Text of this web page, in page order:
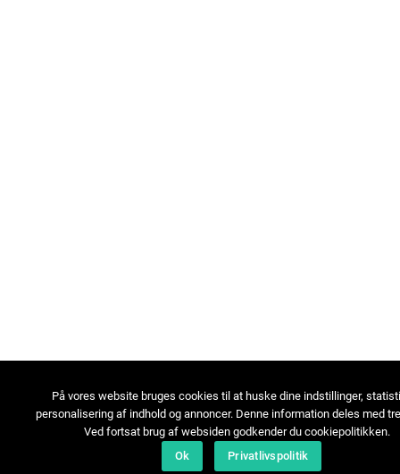
På vores website bruges cookies til at huske dine indstillinger,
personalisering af indhold og annoncer. Denne information deles med
Ved fortsat brug af websiden godkender du cookiepolitikken.
Ok
Privatlivspolitik